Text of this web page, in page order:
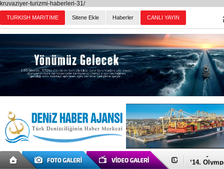
kruvaziyer-turizmi-haberleri-31/
TURKISH MARITIME Sitene Ekle Haberler CANLI YAYIN
Denizcilik
‘14.